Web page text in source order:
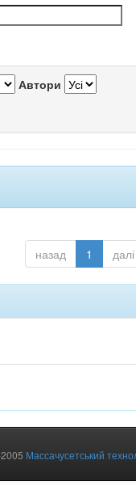
Автори
назад 1 далі
Массачусетський